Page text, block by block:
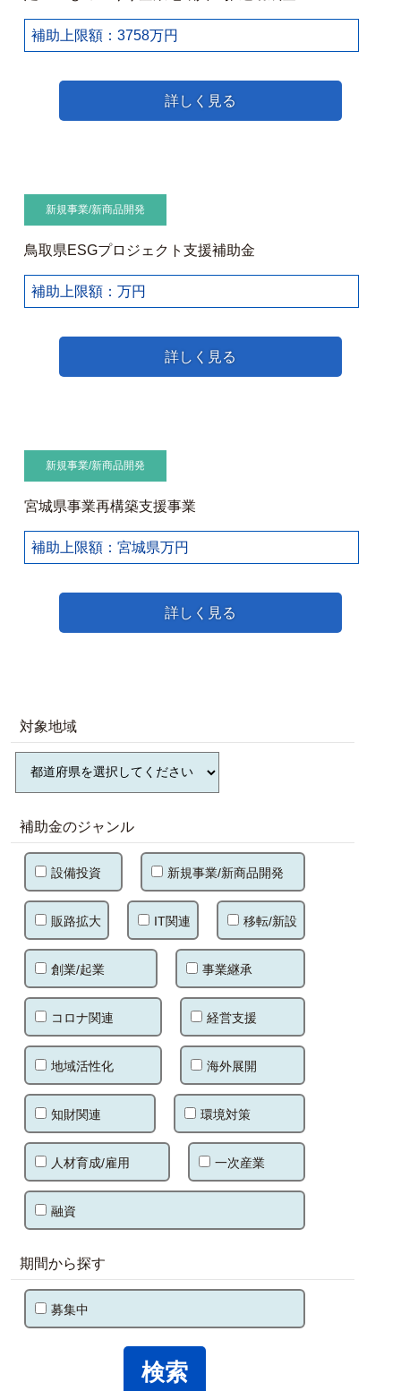
補助上限額：3758万円
詳しく見る
新規事業/新商品開発
鳥取県ESGプロジェクト支援補助金
補助上限額：万円
詳しく見る
新規事業/新商品開発
宮城県事業再構築支援事業
補助上限額：宮城県万円
詳しく見る
対象地域
補助金のジャンル
設備投資 新規事業/新商品開発
販路拡大 IT関連 移転/新設
創業/起業 事業継承
コロナ関連 経営支援
地域活性化 海外展開
知財関連 環境対策
人材育成/雇用 一次産業
融資
期間から探す
募集中